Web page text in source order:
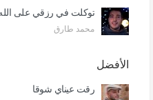
محمد طارق
الأفضل
رقت عيناي شوقا